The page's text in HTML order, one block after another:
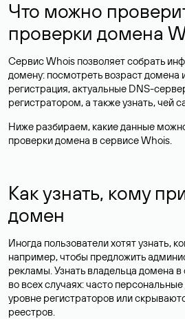
Что можно
проверки домена
Сервис Whois позволяет собрать
домену: посмотреть возраст домена
регистрация, актуальные DNS-
регистратором, а также узнать, чей
Ниже разбираем, какие данные
проверки домена в сервисе Whois.
Как узнать, кому
домен
Иногда пользователи хотят узнать,
например, чтобы предложить
рекламы. Узнать владельца домена
во всех случаях: часто
уровне регистраторов или
реестров.